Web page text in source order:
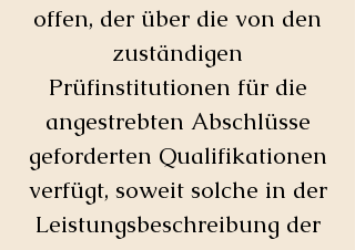
offen, der über die von den
zuständigen
Prüfinstitutionen für die
angestrebten Abschlüsse
geforderten Qualifikationen
verfügt, soweit solche in der
Leistungsbeschreibung der